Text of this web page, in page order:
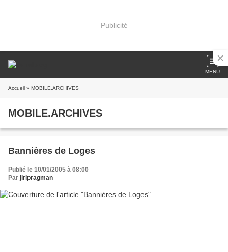
Publicité
MENU
Accueil » MOBILE.ARCHIVES
MOBILE.ARCHIVES
Bannières de Loges
Publié le 10/01/2005 à 08:00
Par jiripragman